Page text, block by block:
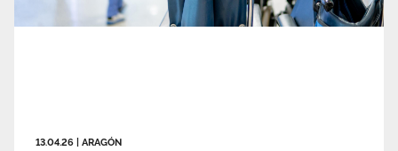
13.04.26 ARAGÓN